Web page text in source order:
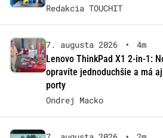
Redakcia TOUCHIT
7. augusta 2026 •
4m
Lenovo ThinkPad X1 2-in-1:
opravíte jednoduchšie a má
porty
Ondrej Macko